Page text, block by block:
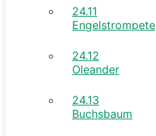
24.11
Engelstrompete
24.12
Oleander
24.13
Buchsbaum